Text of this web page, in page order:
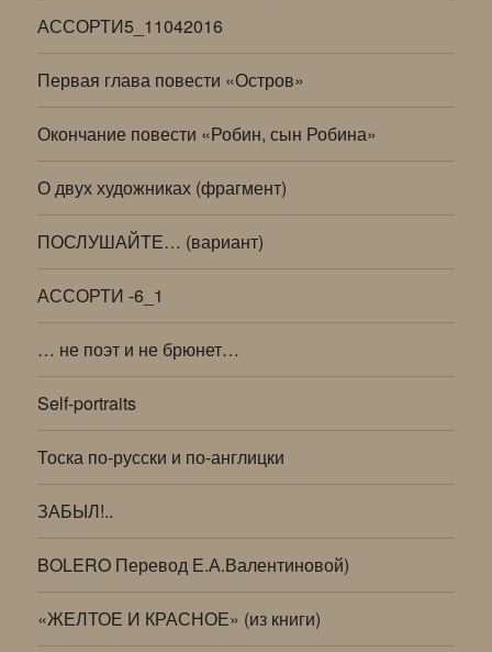
АССОРТИ5_11042016
Первая глава повести «Остров»
Окончание повести «Робин, сын Робина»
О двух художниках (фрагмент)
ПОСЛУШАЙТЕ… (вариант)
АССОРТИ -6_1
… не поэт и не брюнет…
Self-portraits
Тоска по-русски и по-англицки
ЗАБЫЛ!..
BOLERO Перевод Е.А.Валентиновой)
«ЖЕЛТОЕ И КРАСНОЕ» (из книги)